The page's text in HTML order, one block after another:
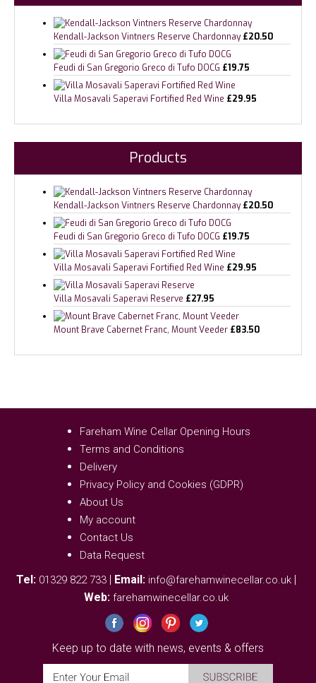
Kendall-Jackson Vintners Reserve Chardonnay £20.50
Feudi di San Gregorio Greco di Tufo DOCG £19.75
Villa Mosavali Saperavi Fortified Red Wine £29.95
Products
Kendall-Jackson Vintners Reserve Chardonnay £20.50
Feudi di San Gregorio Greco di Tufo DOCG £19.75
Villa Mosavali Saperavi Fortified Red Wine £29.95
Villa Mosavali Saperavi Reserve £27.95
Mount Brave Cabernet Franc, Mount Veeder £83.50
Fareham Wine Cellar Opening Hours
Terms and Conditions
Delivery
Privacy Policy and Cookies (GDPR)
About Us
My account
Contact Us
Data Request
Tel: 01329 822 733 | Email: info@farehamwinecellar.co.uk |
Web: farehamwinecellar.co.uk
Keep up to date with news, events & offers